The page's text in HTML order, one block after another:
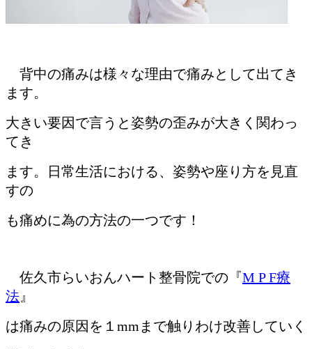
背中の痛みは様々な理由で痛みとして出てき
ます。
大きい要因で言うと姿勢の歪みが大きく関わっ
てき
ます。日常生活における、姿勢や座り方を見直
すの
も痛めに為の方法の一つです！
佐久市らいおんハート整骨院での『M P F療
法』
は痛みの原因を１mmまで触りわけ改善していく